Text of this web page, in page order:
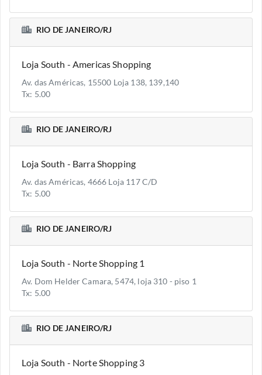
RIO DE JANEIRO/RJ
Loja South - Americas Shopping
Av. das Américas, 15500 Loja 138, 139,140
Tx: 5.00
RIO DE JANEIRO/RJ
Loja South - Barra Shopping
Av. das Américas, 4666 Loja 117 C/D
Tx: 5.00
RIO DE JANEIRO/RJ
Loja South - Norte Shopping 1
Av. Dom Helder Camara, 5474, loja 310 - piso 1
Tx: 5.00
RIO DE JANEIRO/RJ
Loja South - Norte Shopping 3